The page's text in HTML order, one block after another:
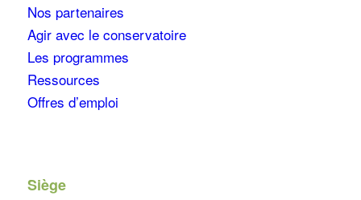
Nos partenaires
Agir avec le conservatoire
Les programmes
Ressources
Offres d’emploi
Siège